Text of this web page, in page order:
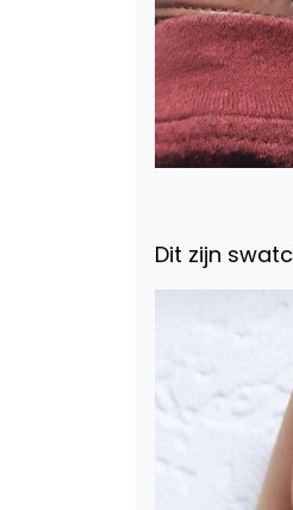
Dit zijn